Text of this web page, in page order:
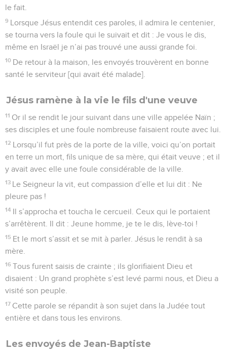
le fait.
9 Lorsque Jésus entendit ces paroles, il admira le centenier,
se tourna vers la foule qui le suivait et dit : Je vous le dis,
même en Israël je n’ai pas trouvé une aussi grande foi.
10 De retour à la maison, les envoyés trouvèrent en bonne
santé le serviteur [qui avait été malade].
Jésus ramène à la vie le fils d'une veuve
11 Or il se rendit le jour suivant dans une ville appelée Naïn ;
ses disciples et une foule nombreuse faisaient route avec lui.
12 Lorsqu’il fut près de la porte de la ville, voici qu’on portait
en terre un mort, fils unique de sa mère, qui était veuve ; et il
y avait avec elle une foule considérable de la ville.
13 Le Seigneur la vit, eut compassion d’elle et lui dit : Ne
pleure pas !
14 Il s’approcha et toucha le cercueil. Ceux qui le portaient
s’arrêtèrent. Il dit : Jeune homme, je te le dis, lève-toi !
15 Et le mort s’assit et se mit à parler. Jésus le rendit à sa
mère.
16 Tous furent saisis de crainte ; ils glorifiaient Dieu et
disaient : Un grand prophète s’est levé parmi nous, et Dieu a
visité son peuple.
17 Cette parole se répandit à son sujet dans la Judée tout
entière et dans tous les environs.
Les envoyés de Jean-Baptiste